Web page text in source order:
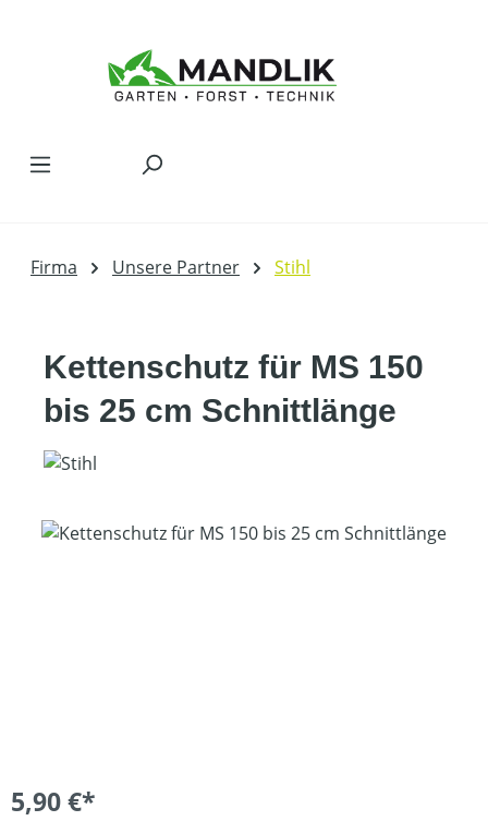
Firma Unsere Partner Stihl
Kettenschutz für MS 150
bis 25 cm Schnittlänge
Bildergalerie überspringen
5,90 €*